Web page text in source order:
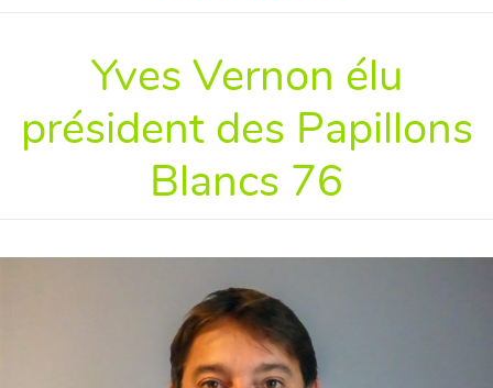
Yves Vernon élu
président des Papillons
Blancs 76